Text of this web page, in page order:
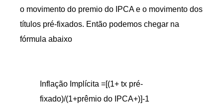
o movimento do premio do IPCA e o movimento dos
títulos pré-fixados. Então podemos chegar na
fórmula abaixo
Inflação Implícita =[(1+ tx pré-
fixado)/(1+prêmio do IPCA+)]-1